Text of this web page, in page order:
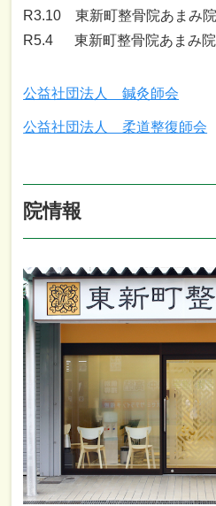
R3.10 東新町整骨院あまみ
R5.4 東新町整骨院あまみ院
公益社団法人 鍼灸師会
公益社団法人 柔道整復師会
院情報